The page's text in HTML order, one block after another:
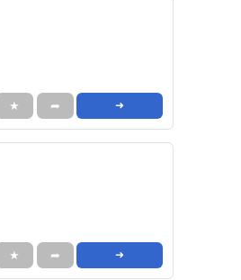
★ ➦ ➜
★ ➦ ➜